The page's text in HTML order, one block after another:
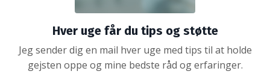
Hver uge får du tips og støtte
Jeg sender dig en mail hver uge med tips til at holde
gejsten oppe og mine bedste råd og erfaringer.